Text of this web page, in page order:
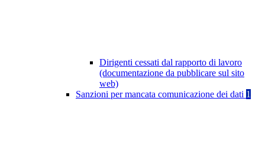
Dirigenti cessati dal rapporto di lavoro
(documentazione da pubblicare sul sito
web)
Sanzioni per mancata comunicazione dei dati 1